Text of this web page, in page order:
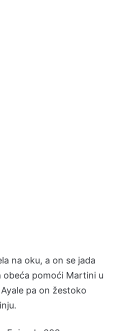
na oku, a on se jada
obeća pomoći Martini u
pa on žestoko